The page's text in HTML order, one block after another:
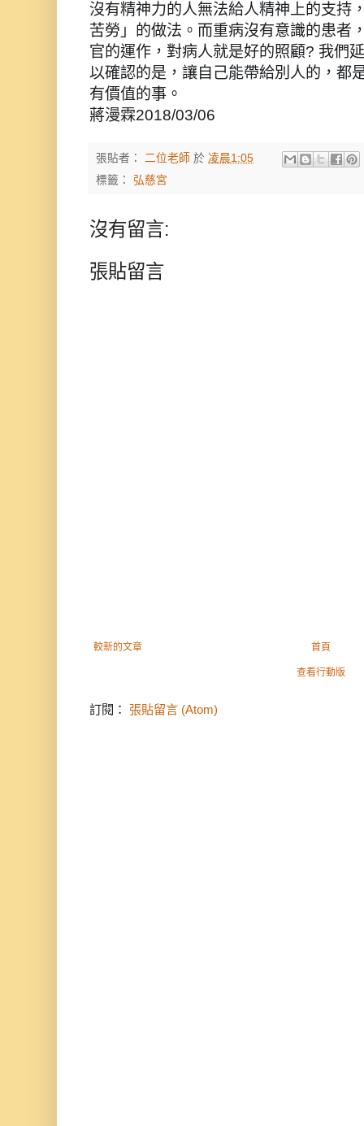
沒有精神力的人無法給人精神上的支持
苦勞」的做法。而重病沒有意識的患者
官的運作，對病人就是好的照顧? 我們
以確認的是，讓自己能帶給別人的，都
有價值的事。
蔣漫霖2018/03/06
張貼者： 二位老師 於 凌晨1:05
標籤： 弘慈宮
沒有留言:
張貼留言
較新的文章 首頁
查看行動版
訂閱： 張貼留言 (Atom)